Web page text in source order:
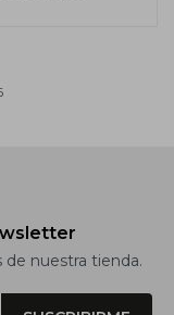
de nuestra tienda.